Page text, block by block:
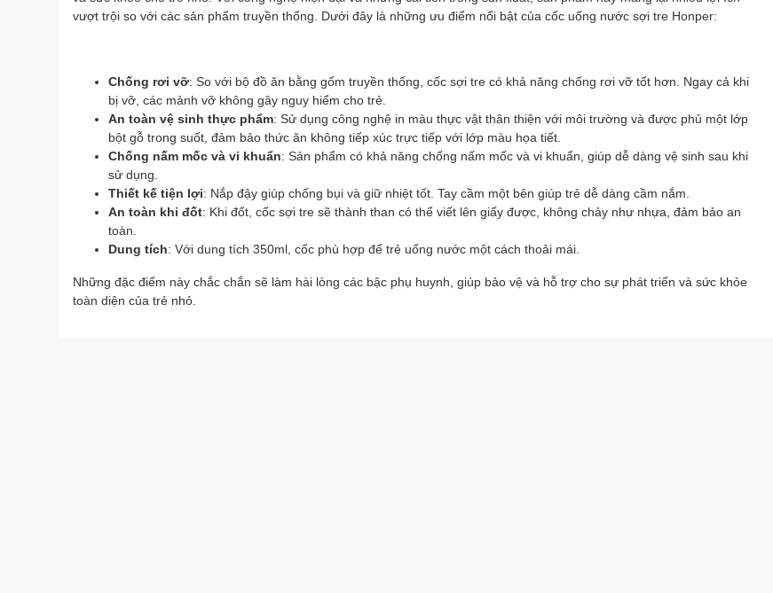
vượt trội so với các sản phẩm truyền thống. Dưới đây là những ưu điểm nổi bật của cốc uống nước sợi tre Honper:
Chống rơi vỡ: So với bộ đồ ăn bằng gốm truyền thống, cốc sợi tre có khả năng chống rơi vỡ tốt hơn. Ngay cả khi
bị vỡ, các mảnh vỡ không gây nguy hiểm cho trẻ.
An toàn vệ sinh thực phẩm: Sử dụng công nghệ in màu thực vật thân thiện với môi trường và được phủ một lớp
bột gỗ trong suốt, đảm bảo thức ăn không tiếp xúc trực tiếp với lớp màu họa tiết.
Chống nấm mốc và vi khuẩn: Sản phẩm có khả năng chống nấm mốc và vi khuẩn, giúp dễ dàng vệ sinh sau khi
sử dụng.
Thiết kế tiện lợi: Nắp đậy giúp chống bụi và giữ nhiệt tốt. Tay cầm một bên giúp trẻ dễ dàng cầm nắm.
An toàn khi đốt: Khi đốt, cốc sợi tre sẽ thành than có thể viết lên giấy được, không chảy như nhựa, đảm bảo an
toàn.
Dung tích: Với dung tích 350ml, cốc phù hợp để trẻ uống nước một cách thoải mái.
Những đặc điểm này chắc chắn sẽ làm hài lòng các bậc phụ huynh, giúp bảo vệ và hỗ trợ cho sự phát triển và sức khỏe
toàn diện của trẻ nhỏ.